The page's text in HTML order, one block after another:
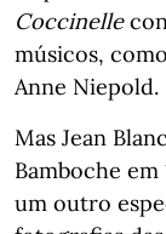
Coccinelle
músicos,
Anne Niepold.
Mas Jean
Bamboche
um outro